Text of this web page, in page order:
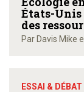
CONTACT
États-
des
Par Davis Mike
ESSAI & DÉBAT